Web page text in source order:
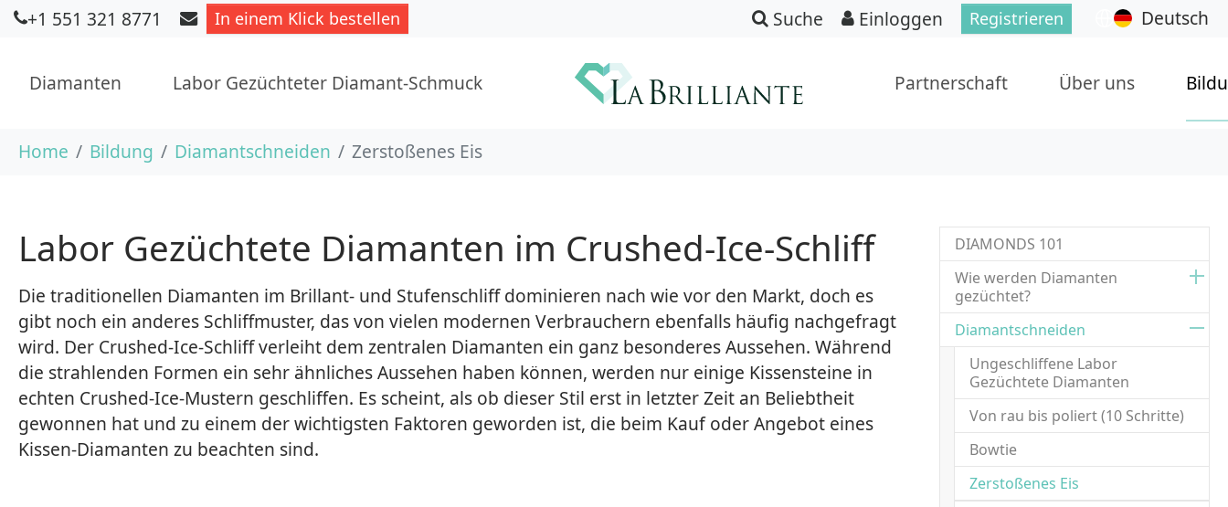
Skip to main content
+1 551 321 8771 In einem Klick bestellen Suche Einloggen Registrieren Deutsch
Diamanten Labor Gezüchteter Diamant-Schmuck Partnerschaft Über uns
You are here:
Home Bildung Diamantschneiden Zerstoßenes Eis
DIAMONDS 101
Wie werden Diamanten
gezüchtet?
Diamantschneiden
Ungeschliffene Labor
Gezüchtete Diamanten
Von rau bis poliert (10 Schritte)
Bowtie
Zerstoßenes Eis
Labor Gezüchtete Diamanten im Crushed-Ice-Schliff
Die traditionellen Diamanten im Brillant- und Stufenschliff dominieren nach wie vor den Markt, doch es
gibt noch ein anderes Schliffmuster, das von vielen modernen Verbrauchern ebenfalls häufig nachgefragt
wird. Der Crushed-Ice-Schliff verleiht dem zentralen Diamanten ein ganz besonderes Aussehen. Während
die strahlenden Formen ein sehr ähnliches Aussehen haben können, werden nur einige Kissensteine in
echten Crushed-Ice-Mustern geschliffen. Es scheint, als ob dieser Stil erst in letzter Zeit an Beliebtheit
gewonnen hat und zu einem der wichtigsten Faktoren geworden ist, die beim Kauf oder Angebot eines
Kissen-Diamanten zu beachten sind.